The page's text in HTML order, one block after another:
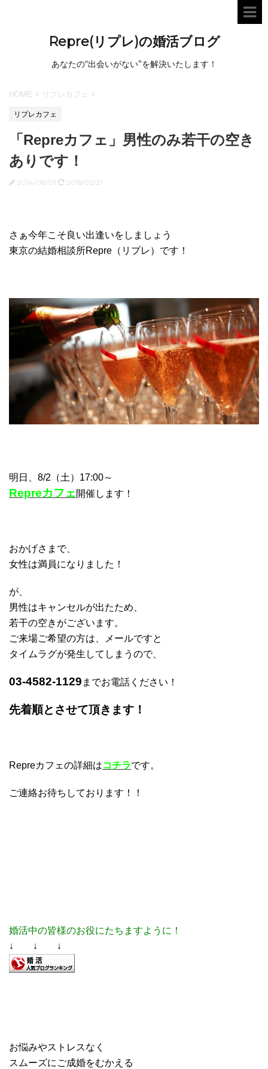
Repre(リプレ)の婚活ブログ
あなたの“出会いがない”を解決いたします！
HOME > リプレカフェ >
リプレカフェ
「Repreカフェ」男性のみ若干の空き
ありです！
2014/08/01 2015/02/21
さぁ今年こそ良い出逢いをしましょう
東京の結婚相談所Repre（リプレ）です！
明日、8/2（土）17:00～
Repreカフェ 開催します！
おかげさまで、
女性は満員になりました！
が、
男性はキャンセルが出たため、
若干の空きがございます。
ご来場ご希望の方は、メールですと
タイムラグが発生してしまうので、
03-4582-1129 までお電話ください！
先着順とさせて頂きます！
Repreカフェの詳細はコチラです。
ご連絡お待ちしております！！
婚活中の皆様のお役にたちますように！
↓ ↓ ↓
お悩みやストレスなく
スムーズにご成婚をむかえる